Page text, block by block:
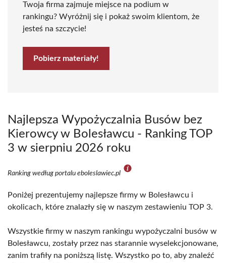
Twoja firma zajmuje miejsce na podium w
rankingu? Wyróżnij się i pokaż swoim klientom, że
jesteś na szczycie!
Pobierz materiały!
Najlepsza Wypożyczalnia Busów bez
Kierowcy w Bolesławcu - Ranking TOP
3 w sierpniu 2026 roku
Ranking według portalu eboleslawiec.pl
Poniżej prezentujemy najlepsze firmy w Bolesławcu i
okolicach, które znalazły się w naszym zestawieniu TOP 3.
Wszystkie firmy w naszym rankingu wypożyczalni busów w
Bolesławcu, zostały przez nas starannie wyselekcjonowane,
zanim trafiły na poniższą listę. Wszystko po to, aby znaleźć